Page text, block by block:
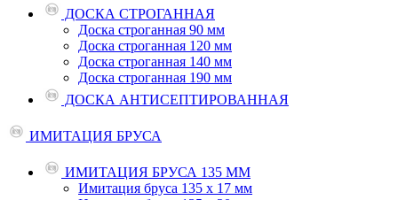
ДОСКА СТРОГАННАЯ
Доска строганная 90 мм
Доска строганная 120 мм
Доска строганная 140 мм
Доска строганная 190 мм
ДОСКА АНТИСЕПТИРОВАННАЯ
ИМИТАЦИЯ БРУСА
ИМИТАЦИЯ БРУСА 135 ММ
Имитация бруса 135 х 17 мм